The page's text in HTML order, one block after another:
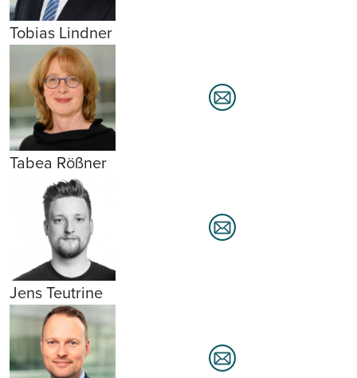
Tobias Lindner
Tabea Rößner
Jens Teutrine